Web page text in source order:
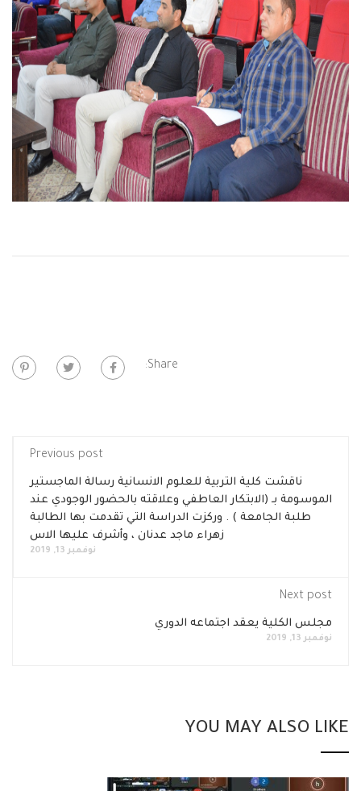
Share:
Previous post
ناقشت كلية التربية للعلوم الانسانية رسالة الماجستير
الموسومة بـ (الابتكار العاطفي وعلاقته بالحضور الوجودي عند
طلبة الجامعة ) . وركزت الدراسة التي تقدمت بها الطالبة
زهراء ماجد عدنان ، وأشرف عليها الاس
نوفمبر 13, 2019
Next post
مجلس الكلية يعقد اجتماعه الدوري
نوفمبر 13, 2019
YOU MAY ALSO LIKE